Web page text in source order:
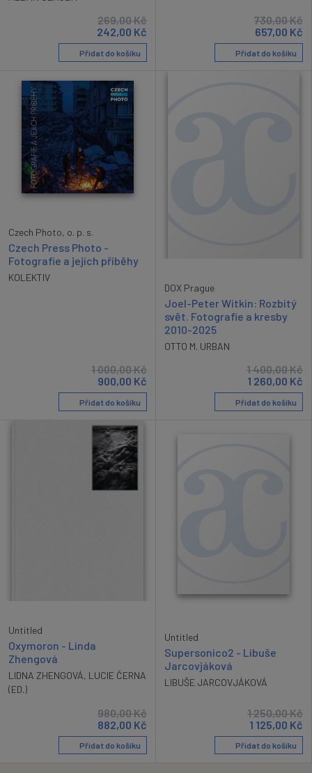
269,00Kč
242,00 Kč
Přidat do košíku
730,00Kč
657,00 Kč
Přidat do košíku
Czech Photo, o. p. s.
Czech Press Photo -
Fotografie a jejich příběhy
KOLEKTIV
1 000,00Kč
900,00 Kč
Přidat do košíku
DOX Prague
Joel-Peter Witkin: Rozbitý
svět. Fotografie a kresby
2010-2025
OTTO M. URBAN
1 400,00Kč
1 260,00 Kč
Přidat do košíku
Untitled
Oxymoron - Linda
Zhengová
LIDNA ZHENGOVÁ, LUCIE ČERNA
(ED.)
980,00Kč
882,00 Kč
Přidat do košíku
Untitled
Supersonico2 - Libuše
Jarcovjáková
LIBUŠE JARCOVJÁKOVÁ
1 250,00Kč
1 125,00 Kč
Přidat do košíku